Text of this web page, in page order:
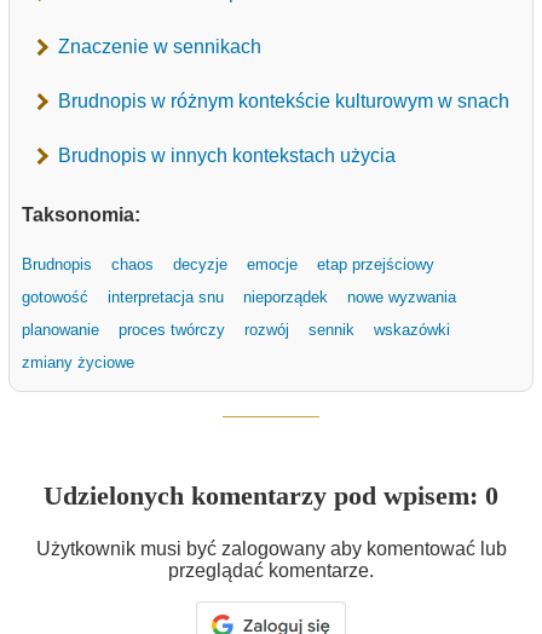
Znaczenie w sennikach
Brudnopis w różnym kontekście kulturowym w snach
Brudnopis w innych kontekstach użycia
Taksonomia:
Brudnopis chaos decyzje emocje
etap przejściowy
gotowość
interpretacja snu nieporządek
nowe wyzwania
planowanie
proces twórczy rozwój sennik
wskazówki
zmiany życiowe
Udzielonych komentarzy pod wpisem: 0
Użytkownik musi być zalogowany aby komentować lub
przeglądać komentarze.